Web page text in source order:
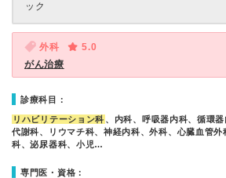
ック
外科
5.0
がん治療
診療科目：
リハビリテーション科 、内科、呼吸器内科、循環
代謝科、リウマチ科、神経内科、外科、心臓血管
科、泌尿器科、小児…
専門医・資格：